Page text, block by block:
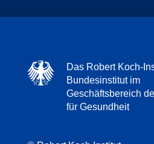
Das Robert Koch-
Bundesinstitut im
Geschäftsbereich
für Gesundheit